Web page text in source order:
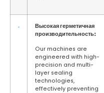
Высокая герметичная
производительность:
Our machines are
engineered with high-
precision and multi-
layer sealing
technologies,
effectively preventing